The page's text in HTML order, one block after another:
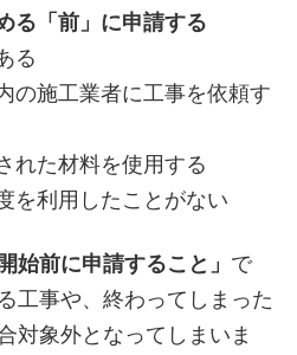
る「前」に申請する
る
の施工業者に工事を依頼す
れた材料を使用する
を利用したことがない
始前に申請すること」 で
工事や、終わってしまった
対象外となってしまいま